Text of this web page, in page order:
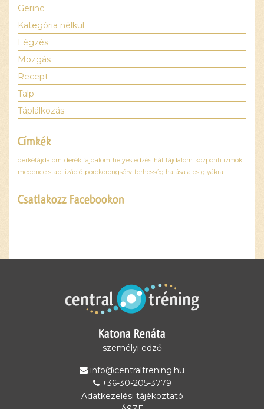
Gerinc
Kategória nélkül
Légzés
Mozgás
Recept
Talp
Táplálkozás
Címkék
derkéfájdalom derék fájdalom helyes edzés hát fájdalom központi izmok
medence stabilizáció porckorongsérv terhesség hatása a csiglyákra
Csatlakozz Facebookon
blokkolva
Katona Renáta
személyi edző
info@centraltrening.hu
+36-30-205-3779
Adatkezelési tájékoztató